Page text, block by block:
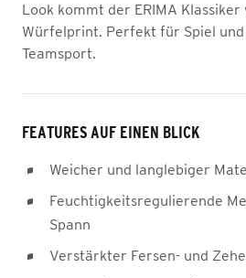
Look kommt der ERIMA
Würfelprint. Perfekt für Spiel und
Teamsport.
FEATURES AUF EINEN BLICK
Weicher und langlebiger
Feuchtigkeitsregulierende
Spann
Verstärkter Fersen- und